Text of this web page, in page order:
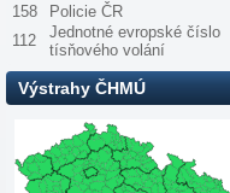
158
Policie ČR
112
Jednotné evropské číslo
tísňového volání
Výstrahy ČHMÚ